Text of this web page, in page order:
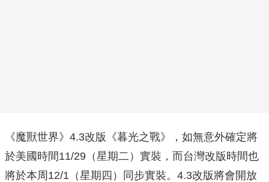
《魔獸世界》4.3改版《暮光之戰》，如無意外確定將
於美國時間11/29（星期二）實裝，而台灣改版時間也
將於本周12/1（星期四）同步實裝。4.3改版將會開放